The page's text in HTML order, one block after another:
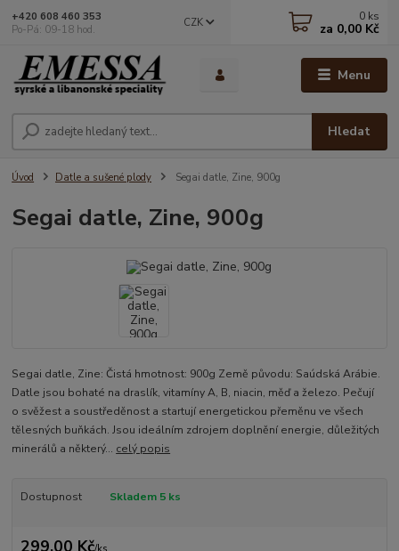
Menu
CZK
Hledat
+420 608 460 353
Po-Pá: 09-18 hod.
0 ks
za 0,00 Kč
Úvod Datle a sušené plody Segai datle, Zine, 900g
Segai datle, Zine, 900g
Segai datle, Zine: Čistá hmotnost: 900g Země původu: Saúdská Arábie.
Datle jsou bohaté na draslík, vitamíny A, B, niacin, měď a železo. Pečují
o svěžest a soustředěnost a startují energetickou přeměnu ve všech
tělesných buňkách. Jsou ideálním zdrojem doplnění energie, důležitých
minerálů a některý... celý popis
Dostupnost Skladem 5 ks
299,00 Kč